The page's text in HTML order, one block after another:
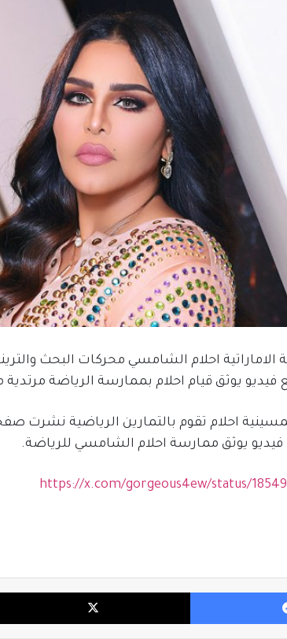
الاماراتية احلام الشامسي محركات البحث
فيديو يوثق قيام احلام بممارسة الرياضة
يوثق ممارسة احلام الشامسي للرياضة.
https://x.com/gorgeous4ew/status/
فيسبوك